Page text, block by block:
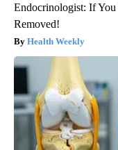
Endocrinologist: If
Removed!
Health Weekly